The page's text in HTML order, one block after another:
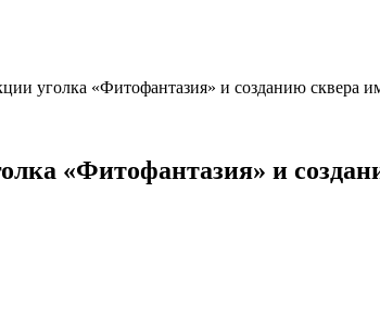
уголка «Фитофантазия» и созданию сквера
«Фитофантазия» и